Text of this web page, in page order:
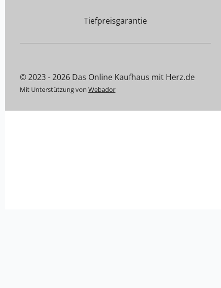
Tiefpreisgarantie
© 2023 - 2026 Das Online Kaufhaus mit Herz.de
Mit Unterstützung von Webador